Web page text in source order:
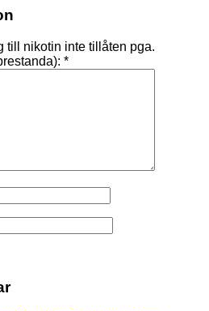
till nikotin inte tillåten pga.
*